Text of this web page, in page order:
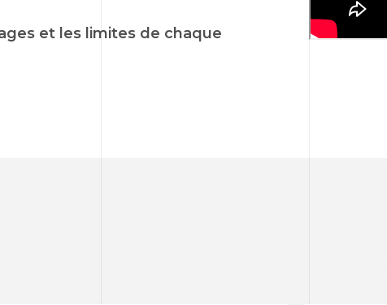
et les limites de chaque